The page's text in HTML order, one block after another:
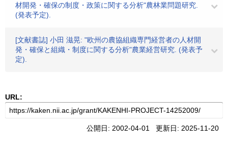
材開発・確保の制度・政策に関する分析"農林業問題研究.
(発表予定).
[文献書誌] 小田 滋晃: "欧州の農協組織専門経営者の人材開
発・確保と組織・制度に関する分析"農業経営研究. (発表予
定).
URL:
公開日: 2002-04-01 更新日: 2025-11-20